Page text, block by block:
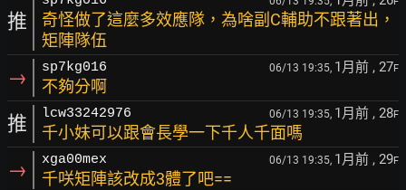
推
奇怪做了這麼多效應隊，為啥副C輔助不跟著出，
矩陣隊伍
→ sp7kg016 06/13 19:35, 1月前 , 27F
不夠分啊
推 lcw33242976 06/13 19:35, 1月前 , 28F
千小妹可以跟會長學一下千人千面嗎
→ xga00mex 06/13 19:35, 1月前 , 29F
千咲矩陣該改成3體了吧==